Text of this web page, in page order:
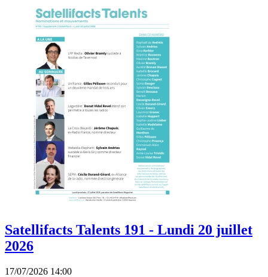
Satellifacts Talents 191 - Lundi 20 juillet
2026
17/07/2026 14:00